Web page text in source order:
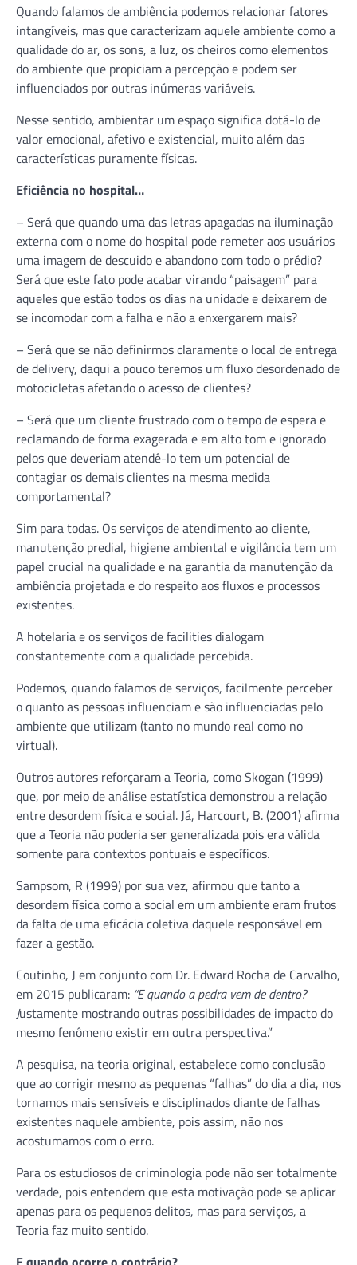
Quando falamos de ambiência podemos relacionar fatores
intangíveis, mas que caracterizam aquele ambiente como a
qualidade do ar, os sons, a luz, os cheiros como elementos
do ambiente que propiciam a percepção e podem ser
influenciados por outras inúmeras variáveis.
Nesse sentido, ambientar um espaço significa dotá-lo de
valor emocional, afetivo e existencial, muito além das
características puramente físicas.
Eficiência no hospital…
– Será que quando uma das letras apagadas na iluminação
externa com o nome do hospital pode remeter aos usuários
uma imagem de descuido e abandono com todo o prédio?
Será que este fato pode acabar virando “paisagem” para
aqueles que estão todos os dias na unidade e deixarem de
se incomodar com a falha e não a enxergarem mais?
– Será que se não definirmos claramente o local de entrega
de delivery, daqui a pouco teremos um fluxo desordenado de
motocicletas afetando o acesso de clientes?
– Será que um cliente frustrado com o tempo de espera e
reclamando de forma exagerada e em alto tom e ignorado
pelos que deveriam atendê-lo tem um potencial de
contagiar os demais clientes na mesma medida
comportamental?
Sim para todas. Os serviços de atendimento ao cliente,
manutenção predial, higiene ambiental e vigilância tem um
papel crucial na qualidade e na garantia da manutenção da
ambiência projetada e do respeito aos fluxos e processos
existentes.
A hotelaria e os serviços de facilities dialogam
constantemente com a qualidade percebida.
Podemos, quando falamos de serviços, facilmente perceber
o quanto as pessoas influenciam e são influenciadas pelo
ambiente que utilizam (tanto no mundo real como no
virtual).
Outros autores reforçaram a Teoria, como Skogan (1999)
que, por meio de análise estatística demonstrou a relação
entre desordem física e social. Já, Harcourt, B. (2001) afirma
que a Teoria não poderia ser generalizada pois era válida
somente para contextos pontuais e específicos.
Sampsom, R (1999) por sua vez, afirmou que tanto a
desordem física como a social em um ambiente eram frutos
da falta de uma eficácia coletiva daquele responsável em
fazer a gestão.
Coutinho, J em conjunto com Dr. Edward Rocha de Carvalho,
em 2015 publicaram: “E quando a pedra vem de dentro?
Justamente mostrando outras possibilidades de impacto do
mesmo fenômeno existir em outra perspectiva.”
A pesquisa, na teoria original, estabelece como conclusão
que ao corrigir mesmo as pequenas “falhas” do dia a dia, nos
tornamos mais sensíveis e disciplinados diante de falhas
existentes naquele ambiente, pois assim, não nos
acostumamos com o erro.
Para os estudiosos de criminologia pode não ser totalmente
verdade, pois entendem que esta motivação pode se aplicar
apenas para os pequenos delitos, mas para serviços, a
Teoria faz muito sentido.